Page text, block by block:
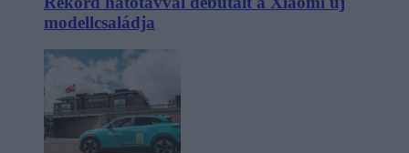
modellcsaládja